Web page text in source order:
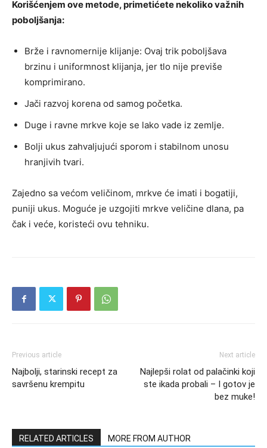
Korišćenjem ove metode, primetićete nekoliko važnih
poboljšanja:
Brže i ravnomernije klijanje: Ovaj trik poboljšava
brzinu i uniformnost klijanja, jer tlo nije previše
komprimirano.
Jači razvoj korena od samog početka.
Duge i ravne mrkve koje se lako vade iz zemlje.
Bolji ukus zahvaljujući sporom i stabilnom unosu
hranjivih tvari.
Zajedno sa većom veličinom, mrkve će imati i bogatiji,
puniji ukus. Moguće je uzgojiti mrkve veličine dlana, pa
čak i veće, koristeći ovu tehniku.
Previous article
Najbolji, starinski recept za
savršenu krempitu
Next article
Najlepši rolat od palačinki koji
ste ikada probali – I gotov je
bez muke!
RELATED ARTICLES MORE FROM AUTHOR